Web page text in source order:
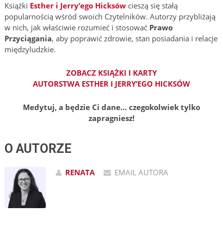
Książki Esther i Jerry’ego Hicksówcieszą się stałą
popularnością wśród swoich Czytelników. Autorzy przybliżają
w nich, jak właściwie rozumieć i stosować Prawo
Przyciągania, aby poprawić zdrowie, stan posiadania i relacje
międzyludzkie.
ZOBACZ KSIĄŻKI I KARTY
AUTORSTWA ESTHER I JERRY’EGO HICKSÓW
Medytuj, a będzie Ci dane… czegokolwiek tylko
zapragniesz!
O AUTORZE
RENATA EMAIL AUTORA